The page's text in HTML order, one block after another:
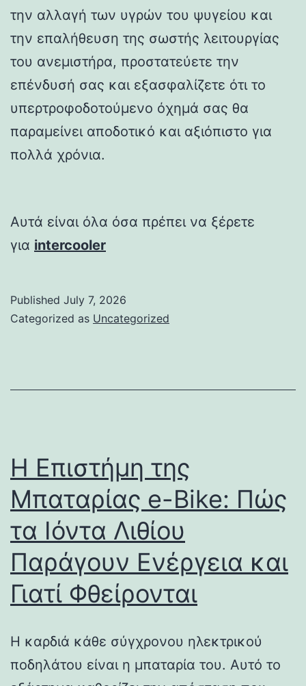
την αλλαγή των υγρών του ψυγείου και
την επαλήθευση της σωστής λειτουργίας
του ανεμιστήρα, προστατεύετε την
επένδυσή σας και εξασφαλίζετε ότι το
υπερτροφοδοτούμενο όχημά σας θα
παραμείνει αποδοτικό και αξιόπιστο για
πολλά χρόνια.
Αυτά είναι όλα όσα πρέπει να ξέρετε
για intercooler
Published July 7, 2026
Categorized as Uncategorized
Η Επιστήμη της
Μπαταρίας e-Bike: Πώς
τα Ιόντα Λιθίου
Παράγουν Ενέργεια και
Γιατί Φθείρονται
Η καρδιά κάθε σύγχρονου ηλεκτρικού
ποδηλάτου είναι η μπαταρία του. Αυτό το